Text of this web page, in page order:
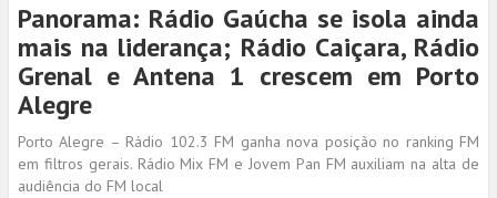
Panorama: Rádio Gaúcha se isola ainda
mais na liderança; Rádio Caiçara, Rádio
Grenal e Antena 1 crescem em Porto
Alegre
Porto Alegre – Rádio 102.3 FM ganha nova posição no ranking FM
em filtros gerais. Rádio Mix FM e Jovem Pan FM auxiliam na alta de
audiência do FM local